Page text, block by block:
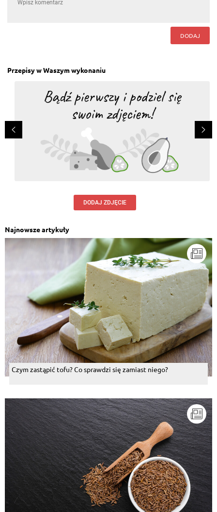
DODAJ
Przepisy w Waszym wykonaniu
DODAJ ZDJĘCIE
Najnowsze artykuły
Czym zastąpić tofu? Co sprawdzi się zamiast niego?